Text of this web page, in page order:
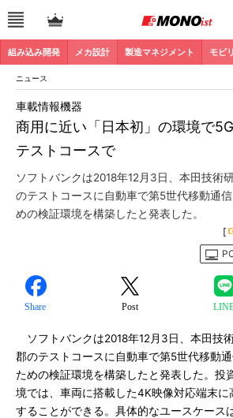
組み込み開発 メカ設計 製造マネジメント モビ
ニュース
商用に近い「日本初」の環境で
テストコースで
車載情報機器
ソフトバンクは2018年12月3日、本田技術
のテストコースに自動車で第5世代移動通
めの検証環境を構築したと発表した。
[
Share Post
ソフトバンクは2018年12月3日、本田技
郡のテストコースに自動車で第5世代移動
ための検証環境を構築したと発表した。投
境では、車両に搭載した4K映像対応端末に
することができる。具体的なユースケース